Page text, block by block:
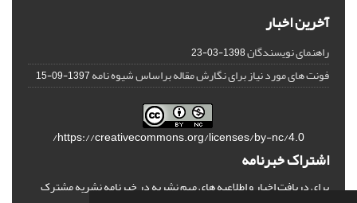
آخرین اخبار
راهنمای نویسندگان1398-03-23
فونت های مورد نیاز برای نگارش مقاله براساس شیوه نامه1397-09-15
https://creativecommons.org/licenses/by-nc/4.0/
اشتراک خبرنامه
برای دریافت اخبار و اطلاعیه های مهم نشریه در خبرنامه نشریه مشترک